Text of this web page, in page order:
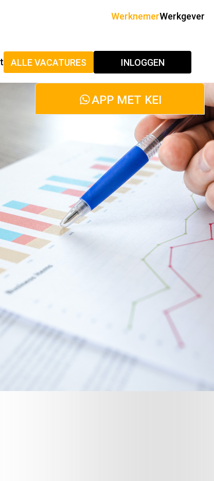
WerknemerWerkgever
ALLE VACATURES INLOGGEN
APP MET KEI